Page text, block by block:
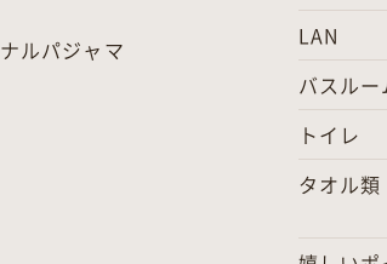
ルパジャマ LAN
バスルー
トイレ
タオル類